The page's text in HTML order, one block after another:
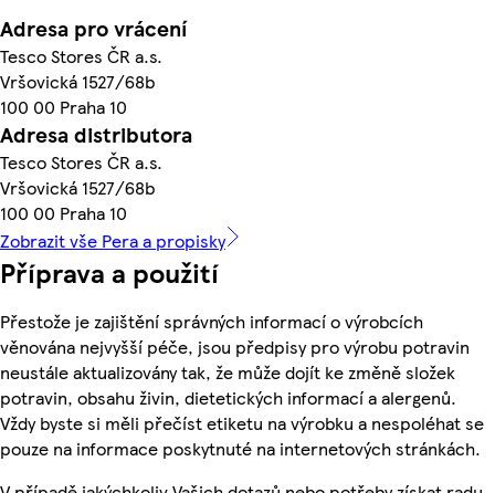
Adresa pro vrácení
Tesco Stores ČR a.s.
Vršovická 1527/68b
100 00 Praha 10
Adresa distributora
Tesco Stores ČR a.s.
Vršovická 1527/68b
100 00 Praha 10
Zobrazit vše Pera a propisky
Příprava a použití
Přestože je zajištění správných informací o výrobcích
věnována nejvyšší péče, jsou předpisy pro výrobu potravin
neustále aktualizovány tak, že může dojít ke změně složek
potravin, obsahu živin, dietetických informací a alergenů.
Vždy byste si měli přečíst etiketu na výrobku a nespoléhat se
pouze na informace poskytnuté na internetových stránkách.